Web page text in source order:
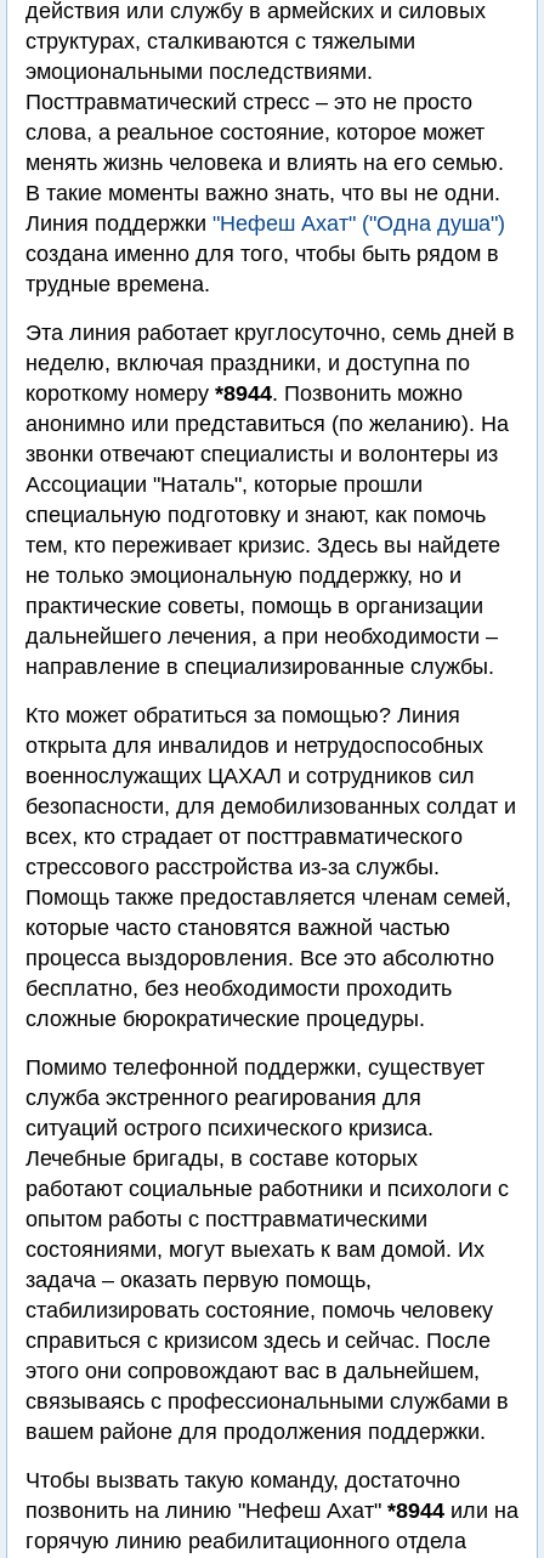
действия или службу в армейских и силовых
структурах, сталкиваются с тяжелыми
эмоциональными последствиями.
Посттравматический стресс – это не просто
слова, а реальное состояние, которое может
менять жизнь человека и влиять на его семью.
В такие моменты важно знать, что вы не одни.
Линия поддержки "Нефеш Ахат" ("Одна душа")
создана именно для того, чтобы быть рядом в
трудные времена.
Эта линия работает круглосуточно, семь дней в
неделю, включая праздники, и доступна по
короткому номеру *8944. Позвонить можно
анонимно или представиться (по желанию). На
звонки отвечают специалисты и волонтеры из
Ассоциации "Наталь", которые прошли
специальную подготовку и знают, как помочь
тем, кто переживает кризис. Здесь вы найдете
не только эмоциональную поддержку, но и
практические советы, помощь в организации
дальнейшего лечения, а при необходимости –
направление в специализированные службы.
Кто может обратиться за помощью? Линия
открыта для инвалидов и нетрудоспособных
военнослужащих ЦАХАЛ и сотрудников сил
безопасности, для демобилизованных солдат и
всех, кто страдает от посттравматического
стрессового расстройства из-за службы.
Помощь также предоставляется членам семей,
которые часто становятся важной частью
процесса выздоровления. Все это абсолютно
бесплатно, без необходимости проходить
сложные бюрократические процедуры.
Помимо телефонной поддержки, существует
служба экстренного реагирования для
ситуаций острого психического кризиса.
Лечебные бригады, в составе которых
работают социальные работники и психологи с
опытом работы с посттравматическими
состояниями, могут выехать к вам домой. Их
задача – оказать первую помощь,
стабилизировать состояние, помочь человеку
справиться с кризисом здесь и сейчас. После
этого они сопровождают вас в дальнейшем,
связываясь с профессиональными службами в
вашем районе для продолжения поддержки.
Чтобы вызвать такую команду, достаточно
позвонить на линию "Нефеш Ахат" *8944 или на
горячую линию реабилитационного отдела